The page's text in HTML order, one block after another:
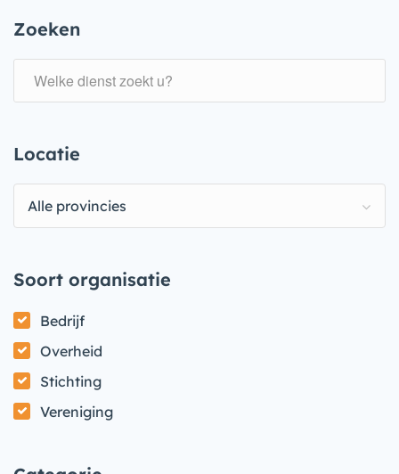
Zoeken
Locatie
Alle provincies
Soort organisatie
Bedrijf
Overheid
Stichting
Vereniging